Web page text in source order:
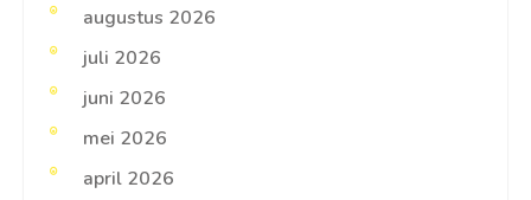
augustus 2026
juli 2026
juni 2026
mei 2026
april 2026